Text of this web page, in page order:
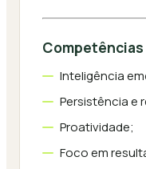
Inteligência
Persistência e
Proatividade;
Foco em